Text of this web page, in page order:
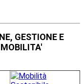
GESTIONE E